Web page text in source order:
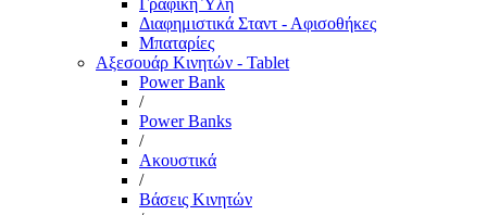
Γραφική Ύλη
Διαφημιστικά Σταντ - Αφισοθήκες
Μπαταρίες
Αξεσουάρ Κινητών - Tablet
Power Bank
/
Power Banks
/
Ακουστικά
/
Βάσεις Κινητών